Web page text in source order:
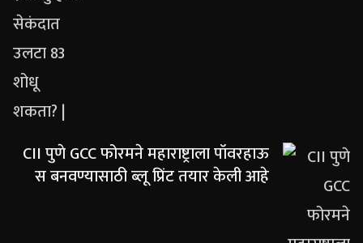
CII पुणे GCC फोरमने महाराष्ट्राला पॉवरहाऊ
स बनवण्यासाठी ब्लू प्रिंट तयार केली आहे